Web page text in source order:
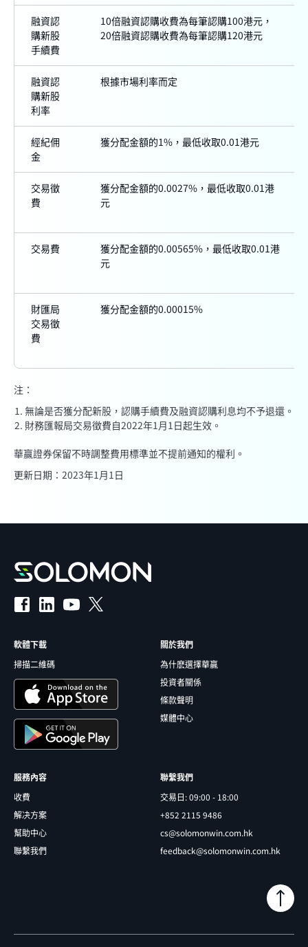
融資認
購新股
手續費
10倍融資認購收費為每筆認購100港元，
20倍融資認購收費為每筆認購120港元
融資認
購新股
利率
根據市場利率而定
經紀佣
金
獲分配金額的1%，最低收取0.01港元
交易徵
費
獲分配金額的0.0027%，最低收取0.01港
元
交易費
獲分配金額的0.00565%，最低收取0.01港
元
財匯局
交易徵
費
獲分配金額的0.00015%
注：
無論是否獲分配新股，認購手續費及融資認購利息均不予退還。
財務匯報局交易徵費自2022年1月1日起生效。
華贏證券保留不時調整費用標準並不提前通知的權利。
更新日期： 2023年1月1日
軟體下載
掃描二維碼
關於我們
為什麽選擇華贏
投資者關係
條款聲明
媒體中心
服務內容
收費
解决方案
幫助中心
聯繫我們
聯繫我們
交易日: 09:00 - 18:00
+852 2115 9486
cs@solomonwin.com.hk
feedback@solomonwin.com.hk